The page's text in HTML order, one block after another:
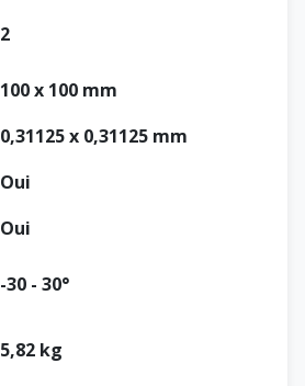
2
100 x 100 mm
0,31125 x 0,31125 mm
Oui
Oui
-30 - 30°
5,82 kg